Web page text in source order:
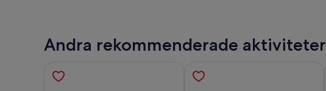
Andra rekommenderade aktiviteter